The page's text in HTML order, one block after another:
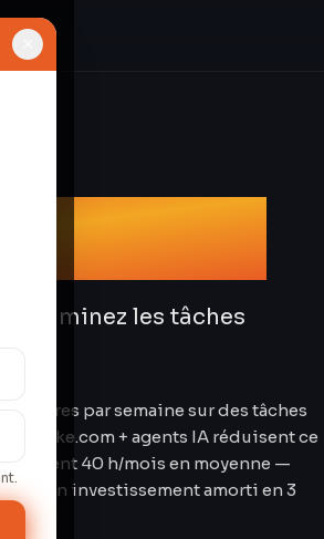
IA
Éliminez les tâches
heures par semaine sur des tâches
Make.com + agents IA réduisent ce
40 h/mois en moyenne —
un investissement amorti en 3